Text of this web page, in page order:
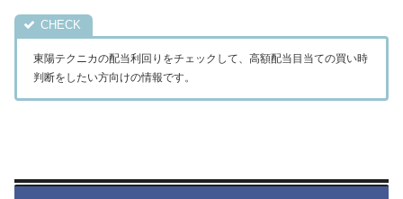
東陽テクニカの配当利回りをチェックして、高額配当目当ての買い時
判断をしたい方向けの情報です。